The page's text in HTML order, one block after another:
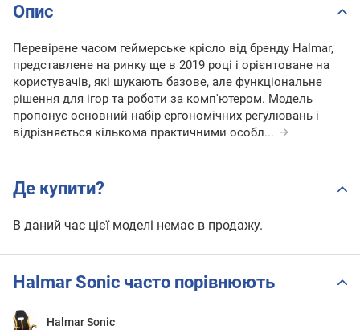
Опис
Перевірене часом геймерське крісло від бренду Halmar,
представлене на ринку ще в 2019 році і орієнтоване на
користувачів, які шукають базове, але функціональне
рішення для ігор та роботи за комп'ютером. Модель
пропонує основний набір ергономічних регулювань і
відрізняється кількома практичними особл...
Де купити?
В даний час цієї моделі немає в продажу.
Halmar Sonic часто порівнюють
Halmar Sonic